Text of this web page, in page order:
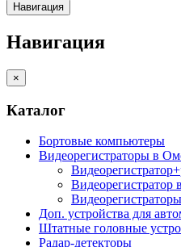
Навигация
Навигация
×
Каталог
Бортовые компьютеры
Видеорегистраторы в
Видеорегистратор
Видеорегистраторы
Доп. устройства для
Штатные головные
Радар-детекторы